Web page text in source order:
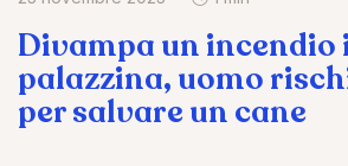
Divampa un incendio
palazzina, uomo
per salvare un cane